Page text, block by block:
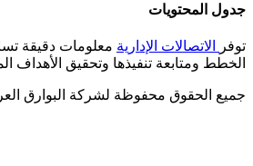
جدول المحتويات
توفر الاتصالات الإدارية معلومات دقيقة
الخطط ومتابعة تنفيذها وتحقيق الأهداف
جميع الحقوق محفوظة لشركة البوارق العربية